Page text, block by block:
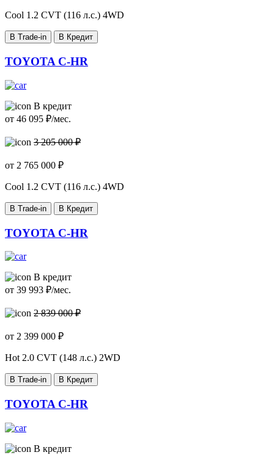
Сool 1.2 CVT (116 л.с.) 4WD
В Trade-in В Кредит
TOYOTA C-HR
В кредит
от 46 095 ₽/мес.
3 205 000 ₽
от 2 765 000 ₽
Сool 1.2 CVT (116 л.с.) 4WD
В Trade-in В Кредит
TOYOTA C-HR
В кредит
от 39 993 ₽/мес.
2 839 000 ₽
от 2 399 000 ₽
Hot 2.0 CVT (148 л.с.) 2WD
В Trade-in В Кредит
TOYOTA C-HR
В кредит